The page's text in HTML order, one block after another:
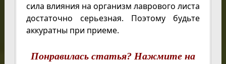
сила влияния на организм лаврового листа
достаточно серьезная. Поэтому будьте
аккуратны при приеме.
Понравилась статья? Нажмите на